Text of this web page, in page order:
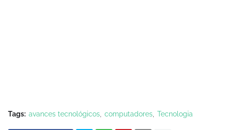
Tags: avances tecnológicos computadores Tecnologia